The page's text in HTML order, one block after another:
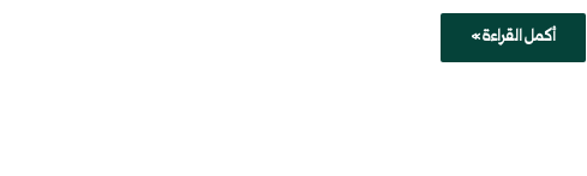
أكمل القراءة »